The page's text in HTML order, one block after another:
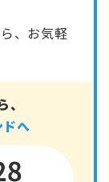
、お気軽
へ